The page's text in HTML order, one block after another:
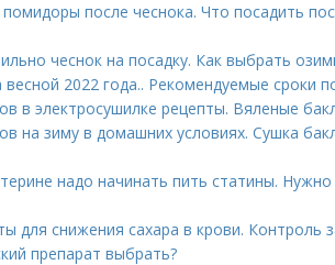
после чеснока. Что посадить
чеснок на посадку. Как выбрать
весной 2022 года.. Рекомендуемые сроки
в электросушилке рецепты. Вяленые
на зиму в домашних условиях. Сушка
надо начинать пить статины.
для снижения сахара в крови. Контроль
препарат выбрать?